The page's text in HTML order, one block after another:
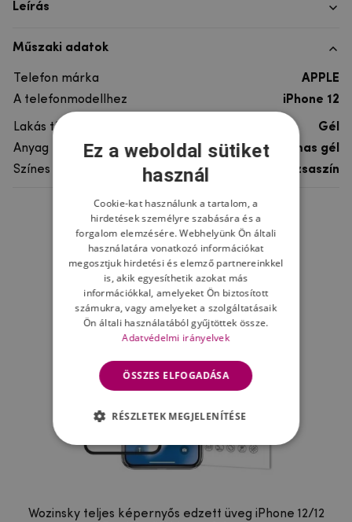
Leírás
Műszaki adatok
Telefon márka
APPLE
A telefonmodellhez
iPhone 12
Lakás típusa
Gél
Anyag
rugalmas gél
Színes
Rózsaszín
Ne felejtsd el
Wozinsky teljes képernyős edzett üveg iPhone 12/12
Ez a weboldal sütiket
használ
Cookie-kat használunk a tartalom, a
hirdetések személyre szabására és a
forgalom elemzésére. Webhelyünk Ön általi
használatára vonatkozó információkat
megosztjuk hirdetési és elemző partnereinkkel
is, akik egyesíthetik azokat más
információkkal, amelyeket Ön biztosított
számukra, vagy amelyeket a szolgáltatásaik
Ön általi használatából gyűjtöttek össze.
Adatvédelmi irányelvek
ÖSSZES ELFOGADÁSA
RÉSZLETEK MEGJELENÍTÉSE